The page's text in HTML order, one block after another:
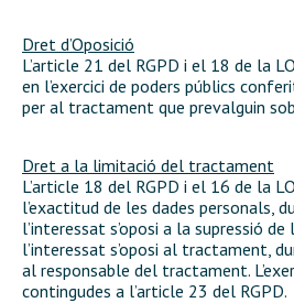
Dret d’Oposició
L’article 21 del RGPD i el 18 de la
en l’exercici de poders públics
per al tractament que prevalguin
Dret a la limitació del tractament
L’article 18 del RGPD i el 16 de la
l’exactitud de les dades personals,
l’interessat s’oposi a la supressió
l’interessat s’oposi al tractament,
al responsable del tractament.
contingudes a l’article 23 del RGPD.